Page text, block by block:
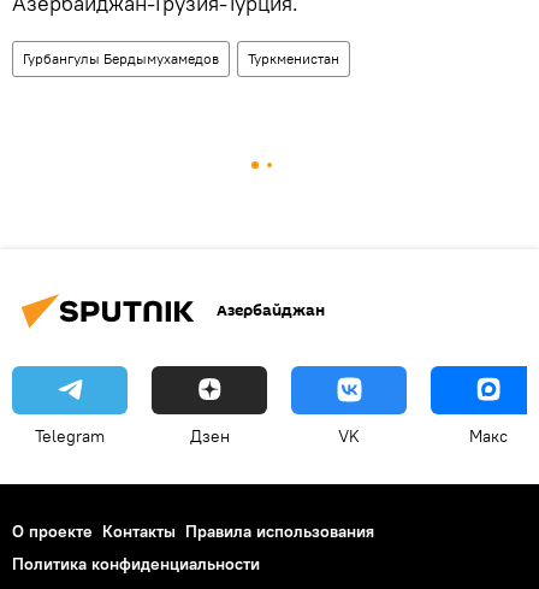
Гурбангулы Бердымухамедов Туркменистан
Азербайджан
Telegram Дзен VK Макс
О проекте Контакты Правила использования
Политика конфиденциальности